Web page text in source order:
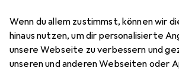
Wenn du allem zustimmst, können wir
hinaus nutzen, um dir personalisierte
unsere Webseite zu verbessern und
unseren und anderen Webseiten oder